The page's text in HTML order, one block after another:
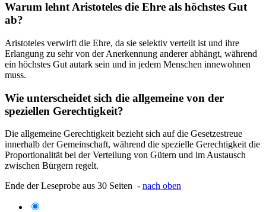
Warum lehnt Aristoteles die Ehre als höchstes Gut
ab?
Aristoteles verwirft die Ehre, da sie selektiv verteilt ist und ihre
Erlangung zu sehr von der Anerkennung anderer abhängt, während
ein höchstes Gut autark sein und in jedem Menschen innewohnen
muss.
Wie unterscheidet sich die allgemeine von der
speziellen Gerechtigkeit?
Die allgemeine Gerechtigkeit bezieht sich auf die Gesetzestreue
innerhalb der Gemeinschaft, während die spezielle Gerechtigkeit die
Proportionalität bei der Verteilung von Gütern und im Austausch
zwischen Bürgern regelt.
Ende der Leseprobe aus 30 Seiten - nach oben